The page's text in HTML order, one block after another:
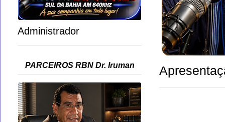
Administrador
PARCEIROS RBN Dr. Iruman